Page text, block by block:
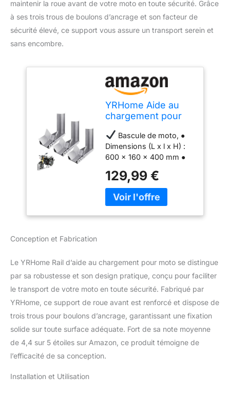
maintenir la roue avant de votre moto en toute sécurité. Grâce
à ses trois trous de boulons d’ancrage et son facteur de
sécurité élevé, ce support vous assure un transport serein et
sans encombre.
YRHome Aide au
chargement pour
pour moto, support
de moto, pince pour
roue avant, support
renforcé, avec 3
trous pour boulons
d’ancrage, facteur
de sécurité élevé
(lot de 3)
Bascule de moto, ●
Dimensions (L x l x H) :
600 x 160 x 400 mm ●
Couleur : Argent ●
Matériau : Acier revêtu
par poudre ● Poids net :
applicable : jusqu'à 145
mm
La bascule de
moto convient pour le
24 pouces et une largeur
de pneu dans les 145
mm.
La barre latérale
comporte 9 trous, vous
129,99 €
Conception et Fabrication
Le YRHome Rail d’aide au chargement pour moto se distingue
par sa robustesse et son design pratique, conçu pour faciliter
le transport de votre moto en toute sécurité. Fabriqué par
YRHome, ce support de roue avant est renforcé et dispose de
trois trous pour boulons d’ancrage, garantissant une fixation
solide sur toute surface adéquate. Fort de sa note moyenne
de 4,4 sur 5 étoiles sur Amazon, ce produit témoigne de
l’efficacité de sa conception.
Installation et Utilisation